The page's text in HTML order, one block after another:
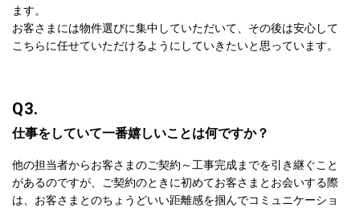
ます。
お客さまには物件選びに集中していただいて、その後は安心して
こちらに任せていただけるようにしていきたいと思っています。
Q3.
仕事をしていて一番嬉しいことは何ですか？
他の担当者からお客さまのご契約～工事完成までを引き継ぐこと
があるのですが、ご契約のときに初めてお客さまとお会いする際
は、お客さまとのちょうどいい距離感を掴んでコミュニケーショ